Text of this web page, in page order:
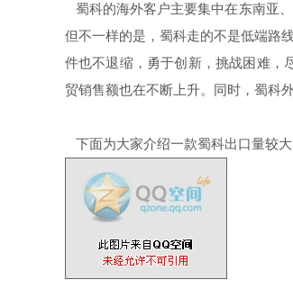
蜀科的海外客户主要集中在东南亚、
但不一样的是，蜀科走的不是低端路
件也不退缩，勇于创新，挑战困难
贸销售额也在不断上升。同时
下面为大家介绍一款蜀科出口量较大